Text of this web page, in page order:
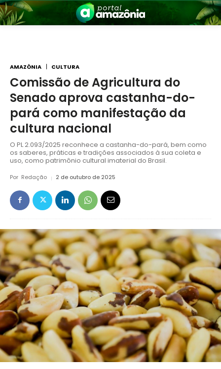
AMAZÔNIA CULTURA
Comissão de Agricultura do
Senado aprova castanha-do-
pará como manifestação da
cultura nacional
O PL 2.093/2025 reconhece a castanha-do-pará, bem como
os saberes, práticas e tradições associados à sua coleta e
uso, como patrimônio cultural imaterial do Brasil.
Por Redação 2 de outubro de 2025